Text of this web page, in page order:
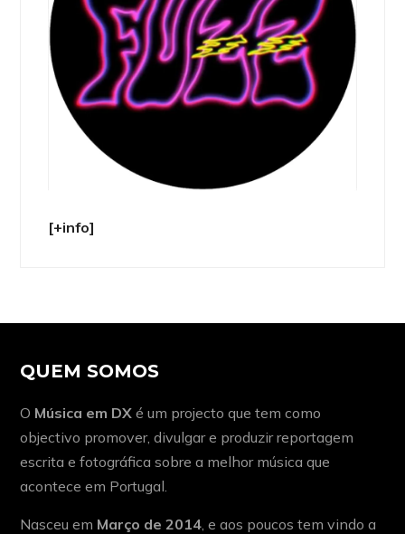
[+info]
QUEM SOMOS
O Música em DX é um projecto que tem como
objectivo promover, divulgar e produzir reportagem
escrita e fotográfica sobre a melhor música que
acontece em Portugal.
Nasceu em Março de 2014 , e aos poucos tem vindo a